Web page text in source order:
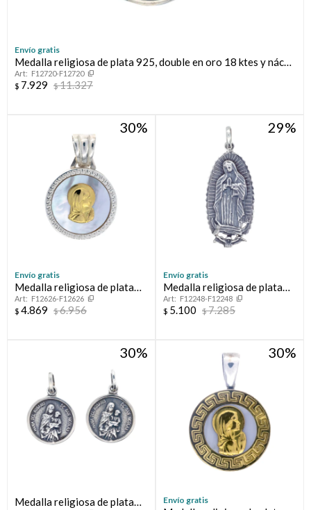
Envío gratis
Medalla religiosa de plata 925, double en oro 18 ktes y nácar,
MILAGROSA
F12720-F12720
$ 7.929 $11.327
30
Envío gratis
Medalla religiosa de plata
925, double en oro 18 ktes y
nácar, VIRGEN MARIA.
F12626-F12626
$ 4.869 $6.956
29
Envío gratis
Medalla religiosa de plata
925, GUADALUPE.
F12248-F12248
$ 5.100 $7.285
30
Medalla religiosa de plata
30
Envío gratis